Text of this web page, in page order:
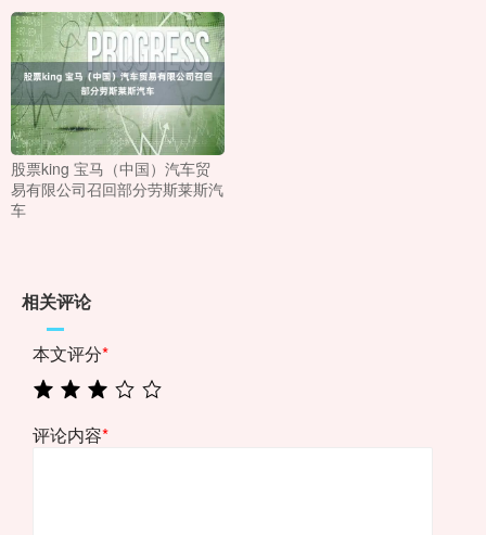
股票king 宝马（中国）汽车贸
易有限公司召回部分劳斯莱斯汽
车
相关评论
本文评分*
评论内容*